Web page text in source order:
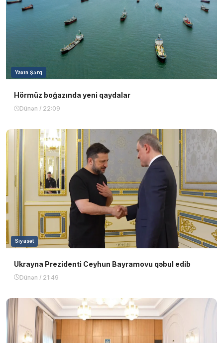
Yaxın Şərq
Hörmüz boğazında yeni qaydalar
Dünən / 22:09
Siyasət
Ukrayna Prezidenti Ceyhun Bayramovu qəbul edib
Dünən / 21:49